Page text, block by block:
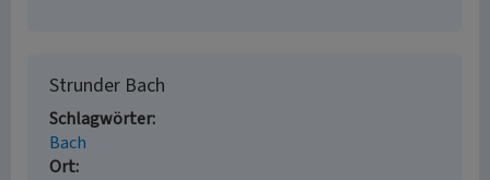
Strunder Bach
Schlagwörter
Bach
Ort